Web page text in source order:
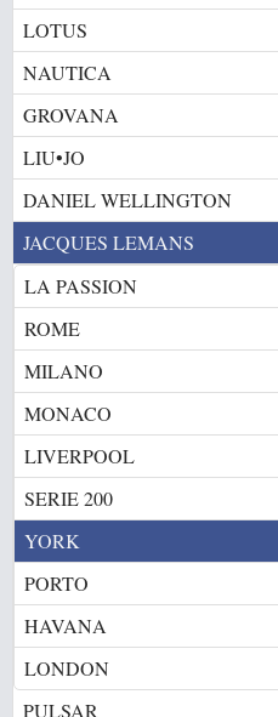
LOTUS
NAUTICA
GROVANA
LIU•JO
DANIEL WELLINGTON
JACQUES LEMANS
LA PASSION
ROME
MILANO
MONACO
LIVERPOOL
SERIE 200
YORK
PORTO
HAVANA
LONDON
PULSAR